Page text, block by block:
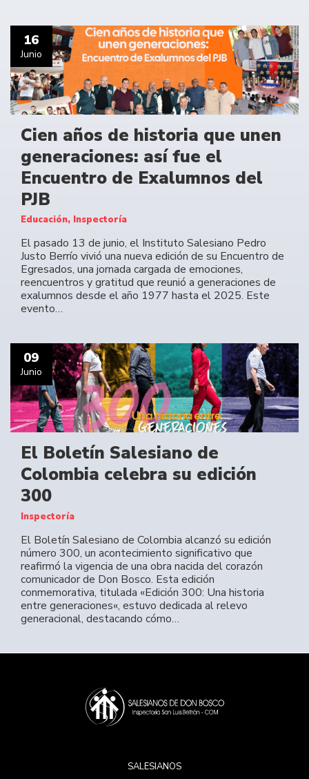
16
Junio
Cien años de historia que unen
generaciones: así fue el
Encuentro de Exalumnos del
PJB
Educación, Inspectoría
El pasado 13 de junio, el Instituto Salesiano Pedro
Justo Berrío vivió una nueva edición de su Encuentro de
Egresados, una jornada cargada de emociones,
reencuentros y gratitud que reunió a generaciones de
exalumnos desde el año 1977 hasta el 2025. Este
evento…
09
Junio
El Boletín Salesiano de
Colombia celebra su edición
300
Inspectoría
El Boletín Salesiano de Colombia alcanzó su edición
número 300, un acontecimiento significativo que
reafirmó la vigencia de una obra nacida del corazón
comunicador de Don Bosco. Esta edición
conmemorativa, titulada «Edición 300: Una historia
entre generaciones«, estuvo dedicada al relevo
generacional, destacando cómo…
SALESIANOS